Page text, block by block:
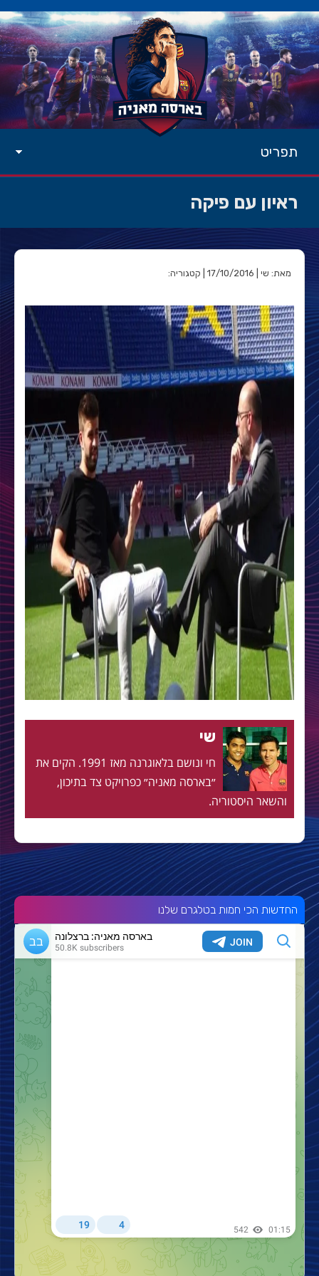
תפריט
ראיון עם פיקה
מאת: שי | 17/10/2016 | קטגוריה:
שי
חי ונושם בלאוגרנה מאז 1991. הקים את
״בארסה מאניה״ כפרויקט צד בתיכון,
והשאר היסטוריה.
החדשות הכי חמות בטלגרם שלנו